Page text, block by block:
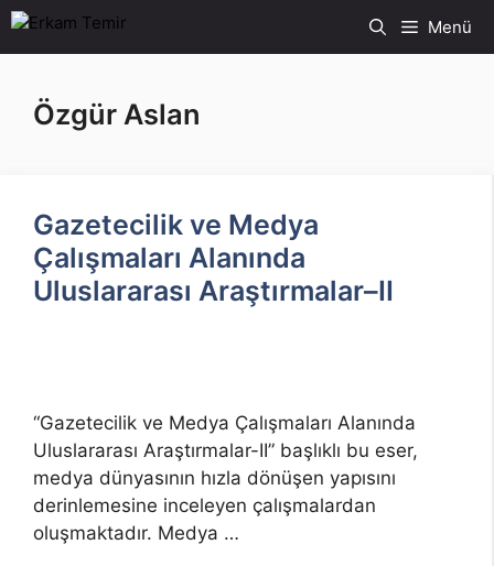
İçeriğe
Menü
Özgür Aslan
Gazetecilik ve Medya
Çalışmaları Alanında
Uluslararası Araştırmalar–II
“Gazetecilik ve Medya Çalışmaları Alanında
Uluslararası Araştırmalar-II” başlıklı bu eser,
medya dünyasının hızla dönüşen yapısını
derinlemesine inceleyen çalışmalardan
oluşmaktadır. Medya …